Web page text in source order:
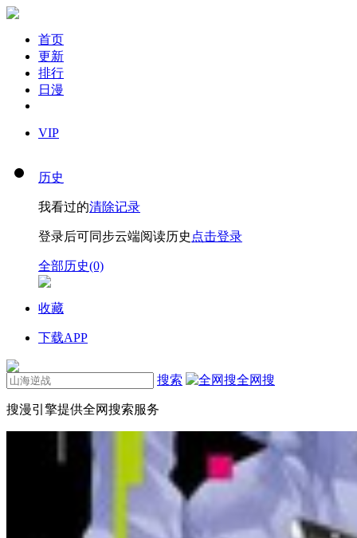
首页
更新
排行
日漫
VIP
历史
我看过的清除记录
登录后可同步云端阅读历史 点击登录
全部历史(0)
收藏
下载APP
搜索 全网搜
搜漫引擎提供全网搜索服务